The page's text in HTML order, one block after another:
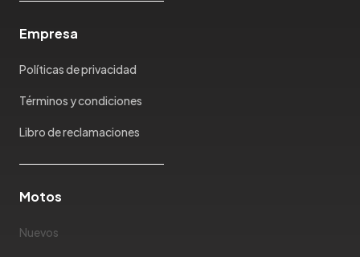
Empresa
Políticas de privacidad
Términos y condiciones
Libro de reclamaciones
Motos
Nuevos